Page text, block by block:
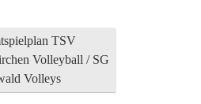
TSV
Volleyball / SG
Volleys